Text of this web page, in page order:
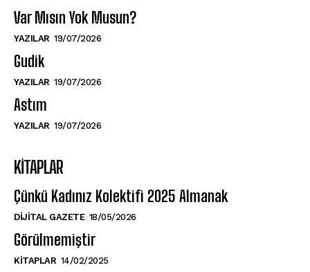
Var Mısın Yok Musun?
YAZILAR 19/07/2026
Gudik
YAZILAR 19/07/2026
Astım
YAZILAR 19/07/2026
KITAPLAR
Çünkü Kadınız Kolektifi 2025 Almanak
DIJITAL GAZETE 18/05/2026
Görülmemiştir
KITAPLAR 14/02/2025